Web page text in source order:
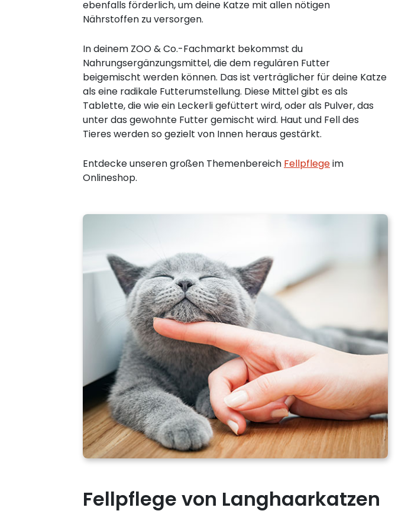
ebenfalls förderlich, um deine Katze mit allen nötigen
Nährstoffen zu versorgen.
In deinem ZOO & Co.-Fachmarkt bekommst du
Nahrungsergänzungsmittel, die dem regulären Futter
beigemischt werden können. Das ist verträglicher für deine Katze
als eine radikale Futterumstellung. Diese Mittel gibt es als
Tablette, die wie ein Leckerli gefüttert wird, oder als Pulver, das
unter das gewohnte Futter gemischt wird. Haut und Fell des
Tieres werden so gezielt von Innen heraus gestärkt.
Entdecke unseren großen Themenbereich Fellpflegeim
Onlineshop.
Fellpflege von Langhaarkatzen